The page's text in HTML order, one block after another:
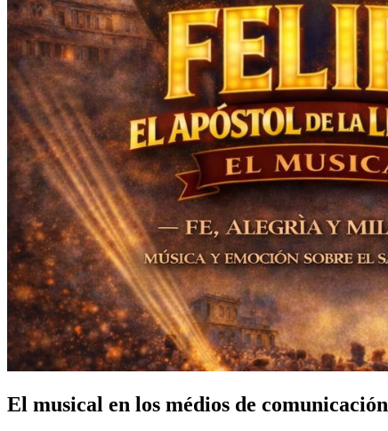
El musical en los médios de comunicación